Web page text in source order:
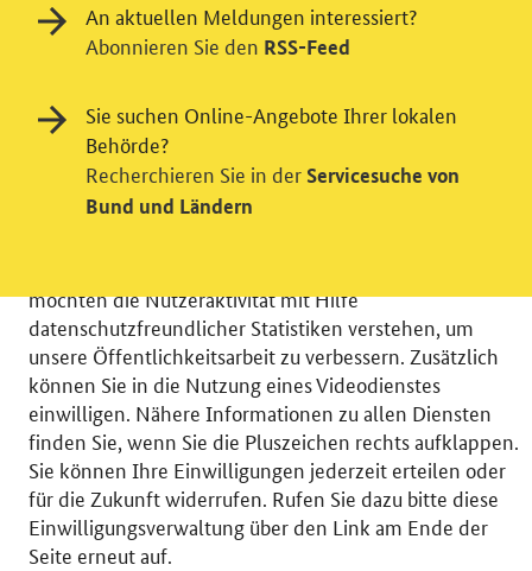
© 2026 Bundesministerium für Wirtschaft und Energie
RSS
Benutzerhinweise
Inhaltsverzeichnis
Impressum
Barrierefreiheit
Datenschutz
Einwilligungsverwaltung
Einwilligung in Tracking und / oder
Videodienst
möchten die Nutzeraktivität mit Hilfe
datenschutzfreundlicher Statistiken verstehen, um
unsere Öffentlichkeitsarbeit zu verbessern. Zusätzlich
können Sie in die Nutzung eines Videodienstes
einwilligen. Nähere Informationen zu allen Diensten
finden Sie, wenn Sie die Pluszeichen rechts aufklappen.
Sie können Ihre Einwilligungen jederzeit erteilen oder
für die Zukunft widerrufen. Rufen Sie dazu bitte diese
Einwilligungsverwaltung über den Link am Ende der
Seite erneut auf.
An aktuellen Meldungen interessiert?
Abonnieren Sie den RSS-Feed
Sie suchen Online-Angebote Ihrer lokalen
Behörde?
Recherchieren Sie in der Servicesuche von
Bund und Ländern